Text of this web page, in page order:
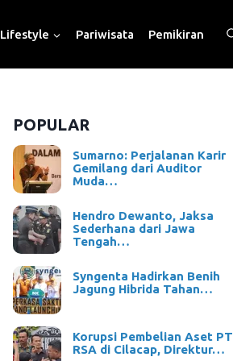
Lifestyle Pariwisata Pemikiran
POPULAR
Sumarno: Perjalanan Karir
Gemilang dari Auditor
Muda…
Hendro Dewanto, Jaksa
Sederhana dari Jawa
Tengah…
Syngenta Hadirkan Benih
Jagung Hibrida Tahan…
Korupsi Pembelian Aset PT
RSA di Cilacap, Direktur…